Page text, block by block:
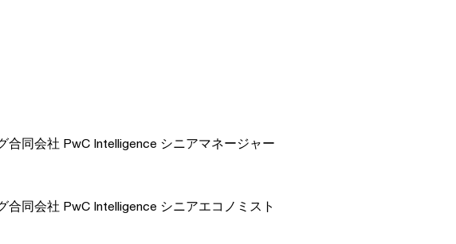
合同会社 PwC Intelligence シニアマネージャー
合同会社 PwC Intelligence シニアエコノミスト